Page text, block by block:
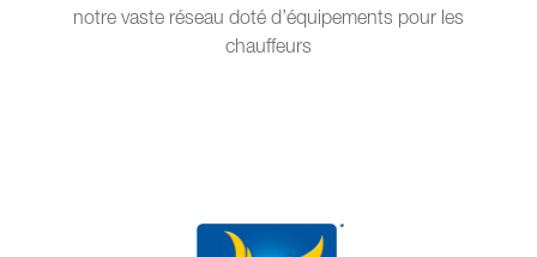
notre vaste réseau doté d’équipements pour les
chauffeurs